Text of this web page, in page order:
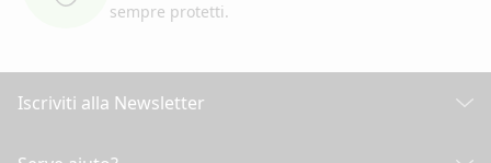
sempre protetti.
Iscriviti alla Newsletter